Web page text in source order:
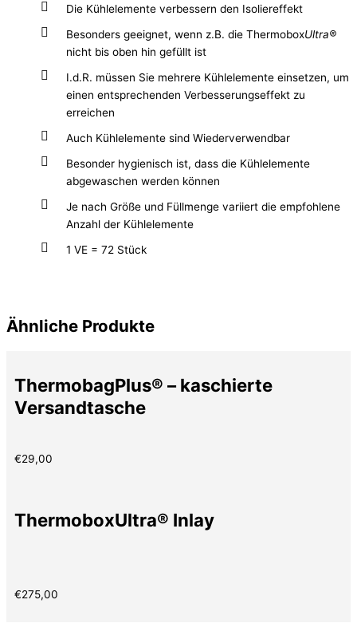
Die Kühlelemente verbessern den Isoliereffekt
Besonders geeignet, wenn z.B. die ThermoboxUltra®
nicht bis oben hin gefüllt ist
I.d.R. müssen Sie mehrere Kühlelemente einsetzen, um
einen entsprechenden Verbesserungseffekt zu
erreichen
Auch Kühlelemente sind Wiederverwendbar
Besonder hygienisch ist, dass die Kühlelemente
abgewaschen werden können
Je nach Größe und Füllmenge variiert die empfohlene
Anzahl der Kühlelemente
1 VE = 72 Stück
Ähnliche Produkte
ThermobagPlus® – kaschierte
Versandtasche
€29,00
ThermoboxUltra® Inlay
€275,00